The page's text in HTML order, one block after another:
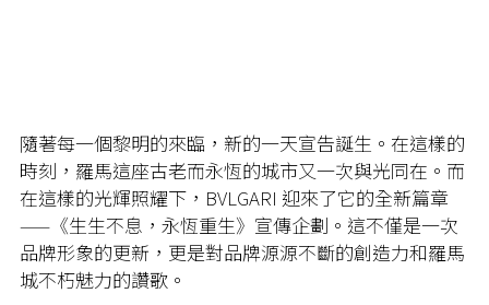
隨著每一個黎明的來臨，新的一天宣告誕生。在這樣的
時刻，羅馬這座古老而永恆的城市又一次與光同在。而
在這樣的光輝照耀下，BVLGARI 迎來了它的全新篇章
——《生生不息，永恆重生》宣傳企劃。這不僅是一次
品牌形象的更新，更是對品牌源源不斷的創造力和羅馬
城不朽魅力的讚歌。